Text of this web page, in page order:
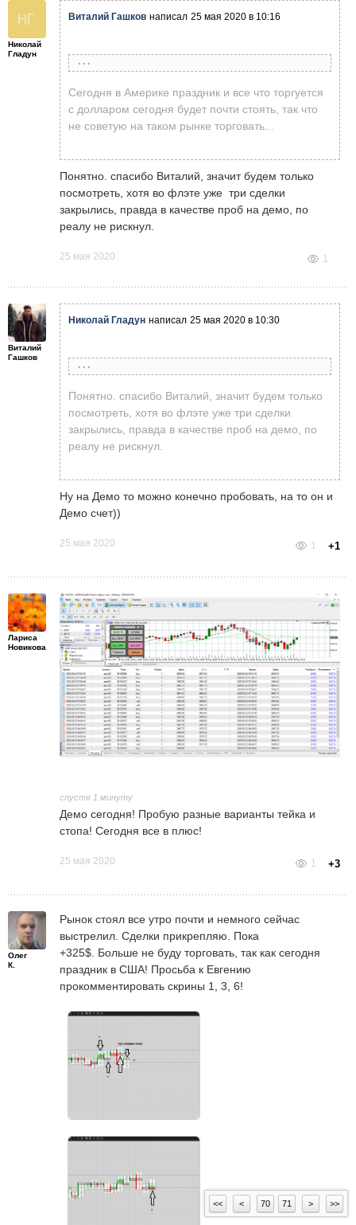
Николай
Гладун
Виталий Гашков написал 25 мая 2020 в 10:16
Николай Гладун написал 25 мая 2020 в 10:10
ВСЕХ приветствую. Смотрю по календарю,
день Памяти в Америке торги по индексу
18-00 понедельника, т.е нет торгов, а индекс
движется, но не очень уж сильно в узком
флэте, или это и есть сокращение
волантильности, а биржа работает, кто может
пояснить?
Сегодня в Америке праздник и все что торгуется
с долларом сегодня будет почти стоять, так что
не советую на таком рынке торговать...
Понятно. спасибо Виталий, значит будем только
посмотреть, хотя во флэте уже три сделки
закрылись, правда в качестве проб на демо, по
реалу не рискнул.
25 мая 2020 1
Виталий
Гашков
Николай Гладун написал 25 мая 2020 в 10:30
Виталий Гашков написал 25 мая 2020 в 10:16
Николай Гладун написал 25 мая 2020 в 10:10
день Памяти в Америке торги по индексу
обозначены красным с 23-00 воскресенья
по 18-00 понедельника, т.е нет торгов, а
узком флэте, или это и есть сокращение
Сегодня в Америке праздник и все что
стоять, так что не советую на таком рынке
торговать...
Понятно. спасибо Виталий, значит будем только
посмотреть, хотя во флэте уже три сделки
закрылись, правда в качестве проб на демо, по
реалу не рискнул.
Ну на Демо то можно конечно пробовать, на то он и
Демо счет))
25 мая 2020 1 +1
Лариса
Новикова
спустя 1 минуту
Демо сегодня! Пробую разные варианты тейка и
стопа! Сегодня все в плюс!
25 мая 2020 1 +3
Олег
К.
Рынок стоял все утро почти и немного сейчас
выстрелил. Сделки прикрепляю. Пока
+325$. Больше не буду торговать, так как сегодня
праздник в США! Просьба к Евгению
прокомментировать скрины 1, 3, 6!
<< < 70 71 > >>